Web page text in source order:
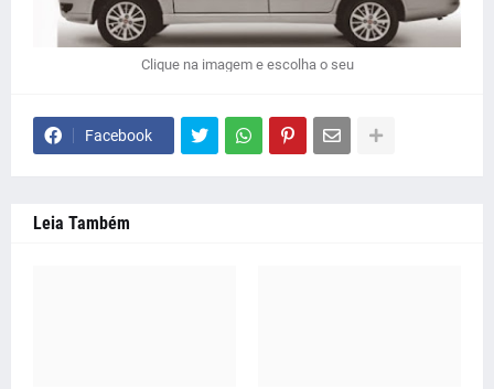
Clique na imagem e escolha o seu
Facebook
Leia Também